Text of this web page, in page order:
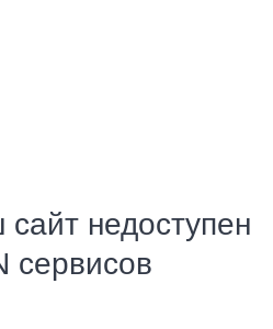
недоступен
сервисов